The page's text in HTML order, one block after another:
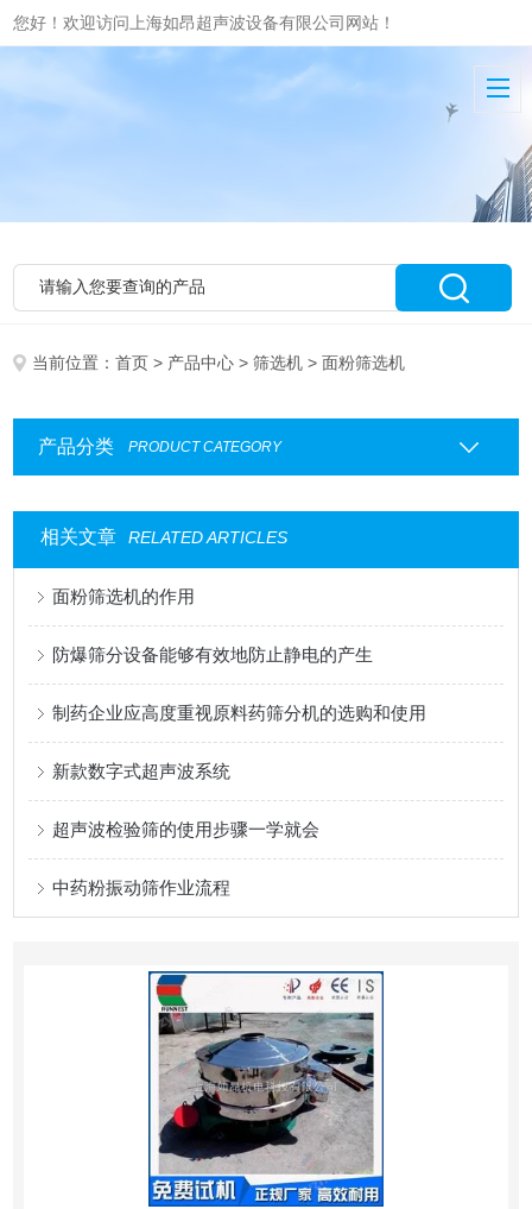
您好！欢迎访问上海如昂超声波设备有限公司网站！
当前位置：首页 > 产品中心 >筛选机 > 面粉筛选机
产品分类 PRODUCT CATEGORY
相关文章 RELATED ARTICLES
面粉筛选机的作用
防爆筛分设备能够有效地防止静电的产生
制药企业应高度重视原料药筛分机的选购和使用
新款数字式超声波系统
超声波检验筛的使用步骤一学就会
中药粉振动筛作业流程